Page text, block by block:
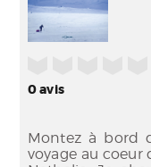
0avis
Montez à bord
voyage au coeur